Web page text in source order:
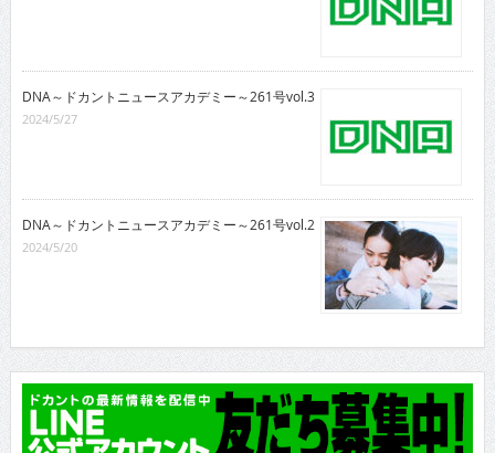
DNA～ドカントニュースアカデミー～261号vol.3
2024/5/27
DNA～ドカントニュースアカデミー～261号vol.2
2024/5/20